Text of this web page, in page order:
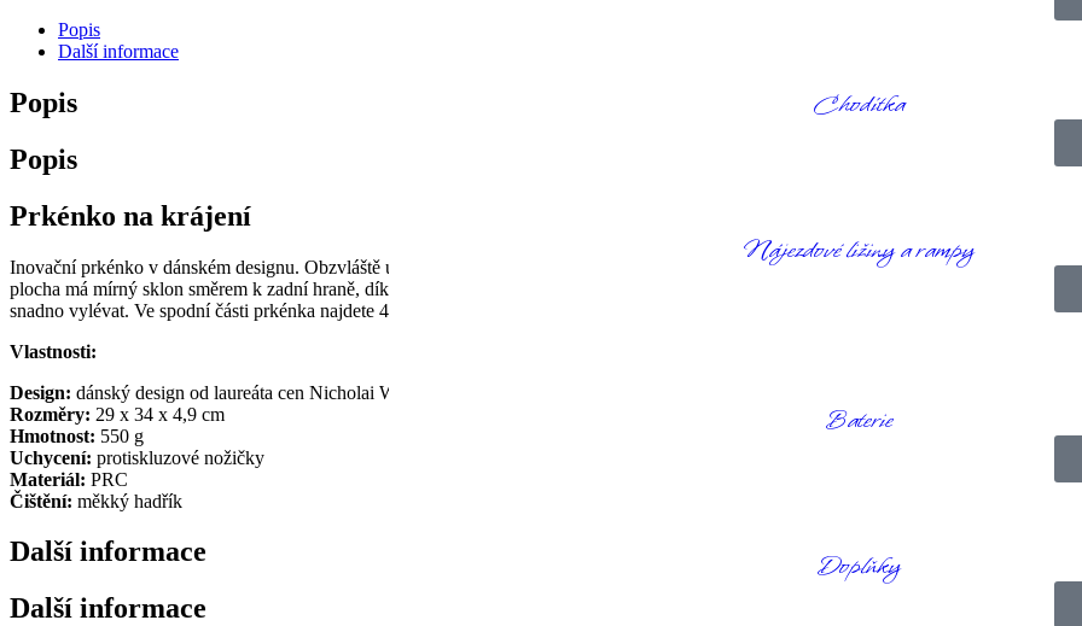
Chodítka
Nájezdové ližiny a rampy
Baterie
Doplňky
Popis
Další informace
Popis
Popis
Prkénko na krájení
Inovační prkénko v dánském designu. Obzvláště užitečné pro sekání a krájení zeleniny, krájení masa a pečiva. Vysoké strany udržují jídlo
plocha má mírný sklon směrem k zadní hraně, díky čemuž je řezací deska optimální pro krájení šťavnatých potravin, jako je maso a rajčata.
snadno vylévat. Ve spodní části prkénka najdete 4 protiskluzové nožičky, díky nimž bude prkénko stále na svém místě.
Vlastnosti:
Design: dánský design od laureáta cen Nicholai Wiig-Hansen
Rozměry: 29 x 34 x 4,9 cm
Hmotnost: 550 g
Uchycení: protiskluzové nožičky
Materiál: PRC
Čištění: měkký hadřík
Další informace
Další informace